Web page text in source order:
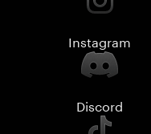
Instagram
Discord